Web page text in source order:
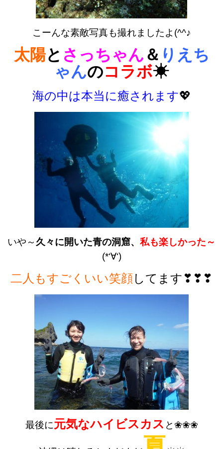
こーんな素敵写真も撮れましたよ(^^♪
太陽と さっちゃん ＆ りえち
ゃんのコラボ☀
海の中は本当に癒されます💖
いや～ 久々に開いた青の洞窟、 私も楽しかった～
(*‘∀‘)
二人もすごくいい笑顔してます❣❣❣
最後に元気なハイビスカス と❀❀❀